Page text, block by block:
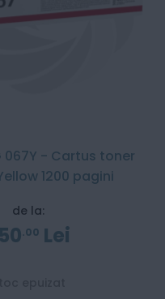
067Y - Cartus toner
1200 pagini
de la:
00 Lei